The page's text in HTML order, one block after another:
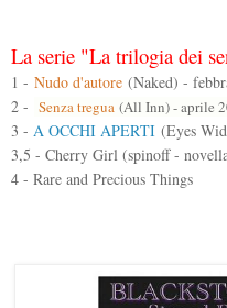
La serie "La trilogia dei
1 - Nudo d'autore (Naked) -
2 - Senza tregua (All Inn) - aprile
3 - A OCCHI APERTI (Eyes
3,5 - Cherry Girl (spinoff -
4 - Rare and Precious Things